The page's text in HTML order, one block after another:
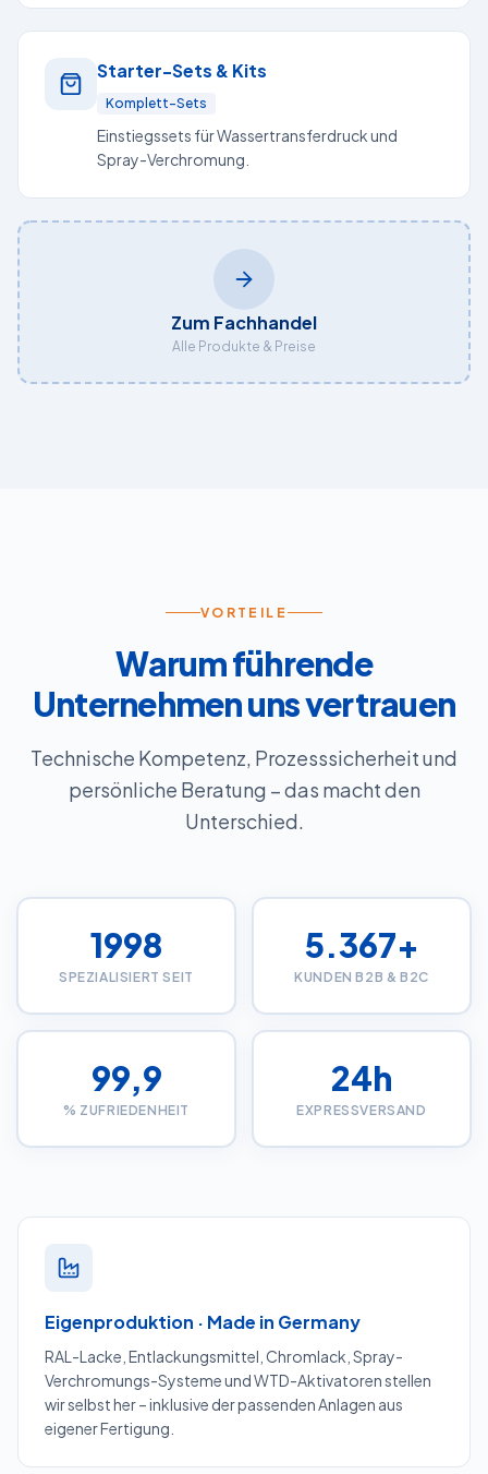
Starter-Sets & Kits
Komplett-Sets
Einstiegssets für Wassertransferdruck und
Spray-Verchromung.
Zum Fachhandel
Alle Produkte & Preise
VORTEILE
Warum führende
Unternehmen uns vertrauen
Technische Kompetenz, Prozesssicherheit und
persönliche Beratung – das macht den
Unterschied.
1998
SPEZIALISIERT SEIT
5.367+
KUNDEN B2B & B2C
99,9
% ZUFRIEDENHEIT
24h
EXPRESSVERSAND
Eigenproduktion · Made in Germany
RAL-Lacke, Entlackungsmittel, Chromlack, Spray-
Verchromungs-Systeme und WTD-Aktivatoren stellen
wir selbst her – inklusive der passenden Anlagen aus
eigener Fertigung.